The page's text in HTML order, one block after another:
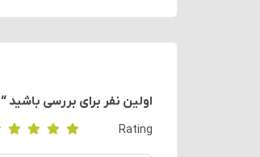
اولین نفر برای بررسی باشید “ویلا باغ ۱۴۰ متر
Rating